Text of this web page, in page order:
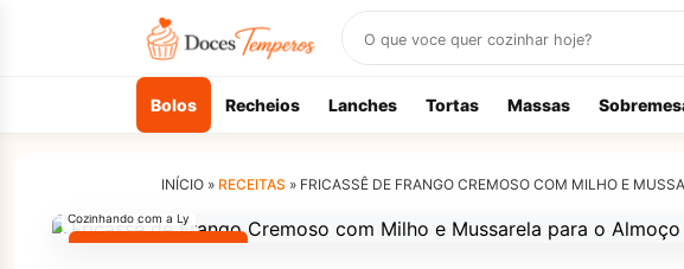
receitas
Bolos Recheios Lanches Tortas Massas
INÍCIO » RECEITAS » FRICASSÊ DE FRANGO CREMOSO COM MILHO E
MELHORES RECEITAS
Cozinhando com a Ly